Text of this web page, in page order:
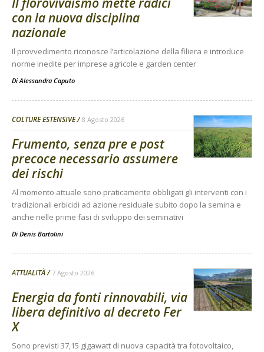
con la nuova disciplina
nazionale
Il provvedimento riconosce l’articolazione della filiera e introduce
norme inedite per imprese agricole e garden center
DiAlessandra Caputo
COLTURE ESTENSIVE 8 Agosto 2026
Frumento, senza pre e post
precoce necessario assumere
dei rischi
Al momento attuale sono praticamente obbligati gli interventi con i
tradizionali erbicidi ad azione residuale subito dopo la semina e
anche nelle prime fasi di sviluppo dei seminativi
Di Denis Bartolini
ATTUALITÀ 7 Agosto 2026
Energia da fonti rinnovabili, via
libera definitivo al decreto Fer
X
Sono previsti 37,15 gigawatt di nuova capacità tra fotovoltaico,